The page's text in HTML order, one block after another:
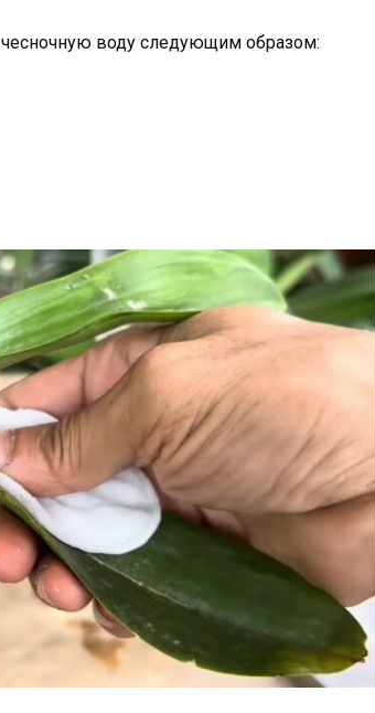
воду следующим образом: